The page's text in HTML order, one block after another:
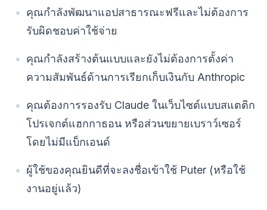
คุณกำลังพัฒนาแอปสาธารณะฟรีและไม่ต้องการ
รับผิดชอบค่าใช้จ่าย
คุณกำลังสร้างต้นแบบและยังไม่ต้องการตั้งค่า
ความสัมพันธ์ด้านการเรียกเก็บเงินกับ Anthropic
คุณต้องการรองรับ Claude ในเว็บไซต์แบบสแตติก
โปรเจกต์แฮกกาธอน หรือส่วนขยายเบราว์เซอร์
โดยไม่มีแบ็กเอนด์
ผู้ใช้ของคุณยินดีที่จะลงชื่อเข้าใช้ Puter (หรือใช้
งานอยู่แล้ว)